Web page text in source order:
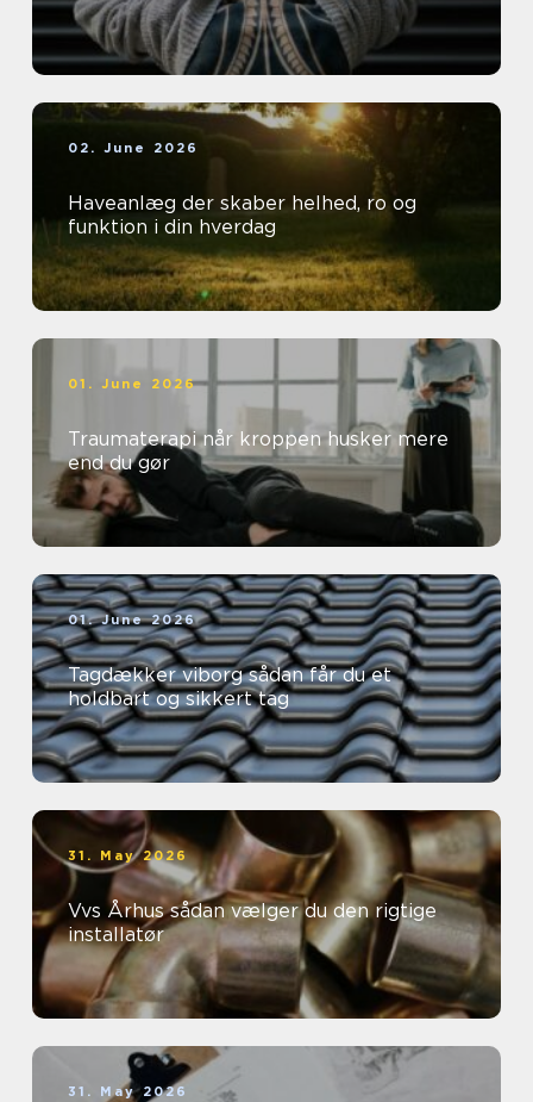
02. June 2026
Haveanlæg der skaber helhed, ro og
funktion i din hverdag
01. June 2026
Traumaterapi når kroppen husker mere
end du gør
01. June 2026
Tagdækker viborg sådan får du et
holdbart og sikkert tag
31. May 2026
Vvs Århus sådan vælger du den rigtige
installatør
31. May 2026